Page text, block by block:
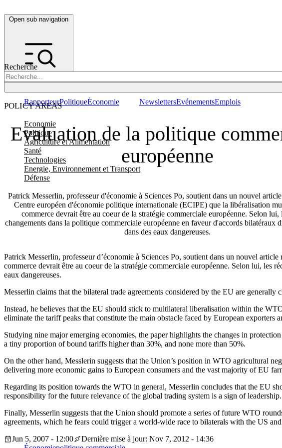
Open sub navigation
Recherche
POLICY AREAS
Economie
Politique
Agriculture et Alimentation
Santé
Technologies
Energie, Environnement et Transport
Défense
RapporteurPolitiqueÉconomie NewslettersEvénementsEmplois
Evaluation de la politique
européenne
Patrick Messerlin, professeur d'économie à Sciences Po, soutient dans un nouvel
Centre européen d'économie politique internationale (ECIPE) que la libéralisation
commerce devrait être au coeur de la stratégie commerciale européenne. Selon lui,
changements dans la politique commerciale européenne en faveur d'accords bilatéraux
dans des eaux dangereuses.
Patrick Messerlin, professeur d’économie à Sciences Po, soutient dans un nouvel
commerce devrait être au coeur de la stratégie commerciale européenne. Selon lui, les
eaux dangereuses.
Messerlin claims that the bilateral trade agreements considered by the EU are
Instead, he believes that the EU should stick to multilateral liberalisation within the
eliminate the tariff peaks that constitute the main obstacle faced by European exporters
Studying nine major emerging economies, the paper highlights the changes in
a tiny proportion of bound tariffs higher than 30%, and none more than 50%.
On the other hand, Messlerin suggests that the Union’s position in WTO agricultural
delivering more economic gains to European consumers and the vast majority of EU
Regarding its position towards the WTO in general, Messerlin concludes that the EU
responsibility for the future relevance of the global trading system is a sign of leadership.
Finally, Messerlin suggests that the Union should promote a series of future WTO
agreements, which he fears could trigger a world-wide race to bilaterals with the US
Jun 5, 2007 - 12:00
Dernière mise à jour: Nov 7, 2012 - 14:36